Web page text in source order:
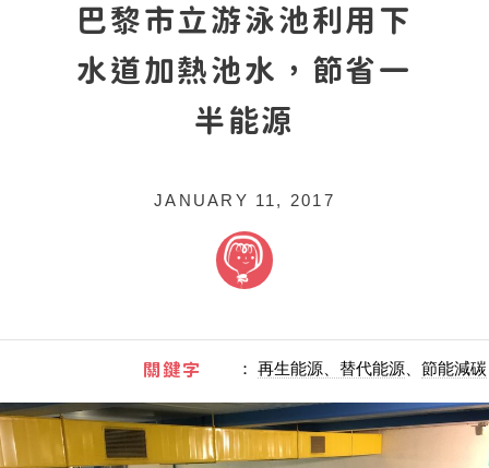
巴黎市立游泳池利用下
水道加熱池水，節省一
半能源
JANUARY 11, 2017
關鍵字 ： 再生能源、替代能源 節能減碳